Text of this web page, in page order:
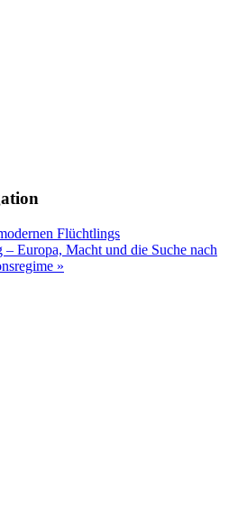
Flüchtlings
Europa, Macht und die Suche nach
»